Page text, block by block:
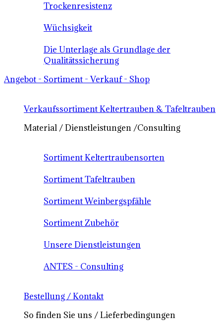
Trockenresistenz
Wüchsigkeit
Die Unterlage als Grundlage der
Qualitätssicherung
Angebot - Sortiment - Verkauf - Shop
Verkaufssortiment Keltertrauben & Tafeltrauben
Material / Dienstleistungen /Consulting
Sortiment Keltertraubensorten
Sortiment Tafeltrauben
Sortiment Weinbergspfähle
Sortiment Zubehör
Unsere Dienstleistungen
ANTES - Consulting
Bestellung / Kontakt
So finden Sie uns / Lieferbedingungen